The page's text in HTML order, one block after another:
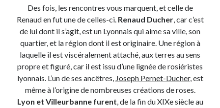
Comment j’ai opéré ma vélorution toute personnelle
personnelle
On parle de quoi ?
Des fois, les rencontres vous marquent, et celle de
Renaud en fut une de celles-ci. Renaud Ducher, car c’est
de lui dont il s’agit, est un Lyonnais qui aime sa ville, son
quartier, et la région dont il est originaire. Une région à
laquelle il est viscéralement attaché, aux terres au sens
propre et figuré, car il est issu d’une lignée de rosiéristes
lyonnais. L’un de ses ancêtres, Joseph Pernet-Ducher, est
même à l’origine de nombreuses créations de roses.
Lyon et Villeurbanne furent, de la fin du XIXe siècle au